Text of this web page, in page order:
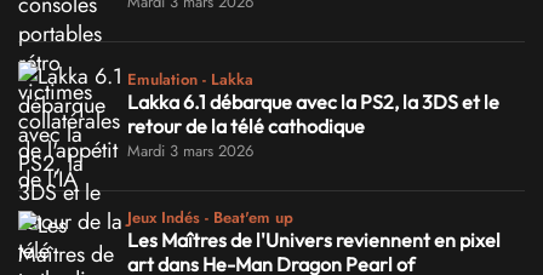
Emulation - Lakka
Lakka 6.1 débarque avec la PS2, la 3DS et le
retour de la télé cathodique
Mardi 3 mars 2026
Jeux Indés - Beat'em up
Les Maîtres de l'Univers reviennent en pixel
art dans He-Man Dragon Pearl of